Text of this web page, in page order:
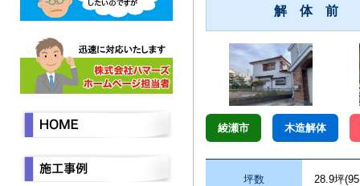
解 体 前
綾瀬市 木造解体
坪数 28.9坪